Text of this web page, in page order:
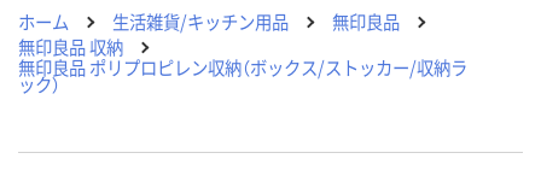
ホーム
生活雑貨/キッチン用品
無印良品
無印良品 収納
無印良品 ポリプロピレン収納（ボックス/ストッカー/収納ラ
ック）